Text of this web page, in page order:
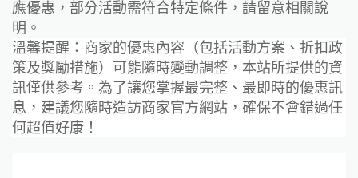
應優惠，部分活動需符合特定條件，請留意相關說
明。
溫馨提醒：商家的優惠內容（包括活動方案、折扣政
策及獎勵措施）可能隨時變動調整，本站所提供的資
訊僅供參考。為了讓您掌握最完整、最即時的優惠訊
息，建議您隨時造訪商家官方網站，確保不會錯過任
何超值好康！